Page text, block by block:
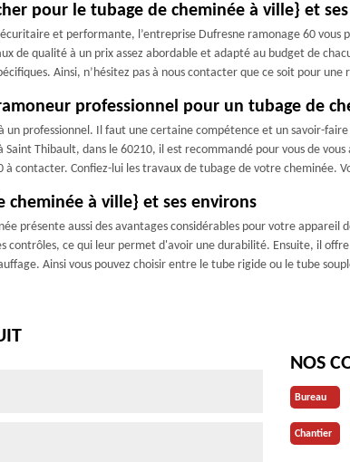
pour le tubage de cheminée à ville} et
et performante, l’entreprise Dufresne ramonage 60 vous
de qualité à un prix assez abordable et adapté au budget de
Ainsi, n’hésitez pas à nous contacter que ce soit pour
professionnel pour un tubage de
un professionnel. Il faut une certaine compétence et un savoir-
Saint Thibault, dans le 60210, il est recommandé pour vous de
à contacter. Confiez-lui les travaux de tubage de votre cheminée.
cheminée à ville} et ses environs
présente aussi des avantages considérables pour votre appareil
contrôles, ce qui leur permet d'avoir une durabilité. Ensuite, il
Ainsi vous pouvez choisir entre le tube rigide ou le tube
NOS
Bureau
Chantier